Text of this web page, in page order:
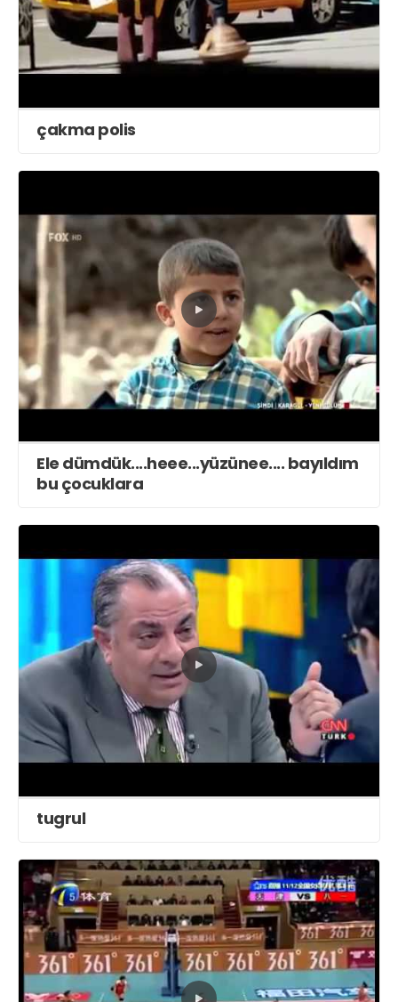
çakma polis
Ele dümdük....heee...yüzünee.... bayıldım
bu çocuklara
tugrul